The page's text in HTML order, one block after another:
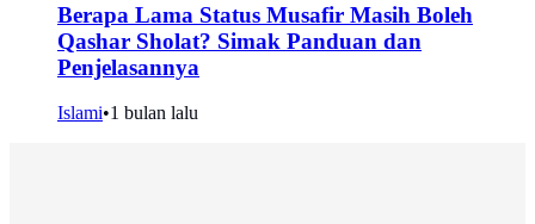
Berapa Lama Status Musafir Masih Boleh
Qashar Sholat? Simak Panduan dan
Penjelasannya
Islami•1 bulan lalu